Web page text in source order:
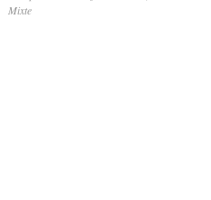
Mixte